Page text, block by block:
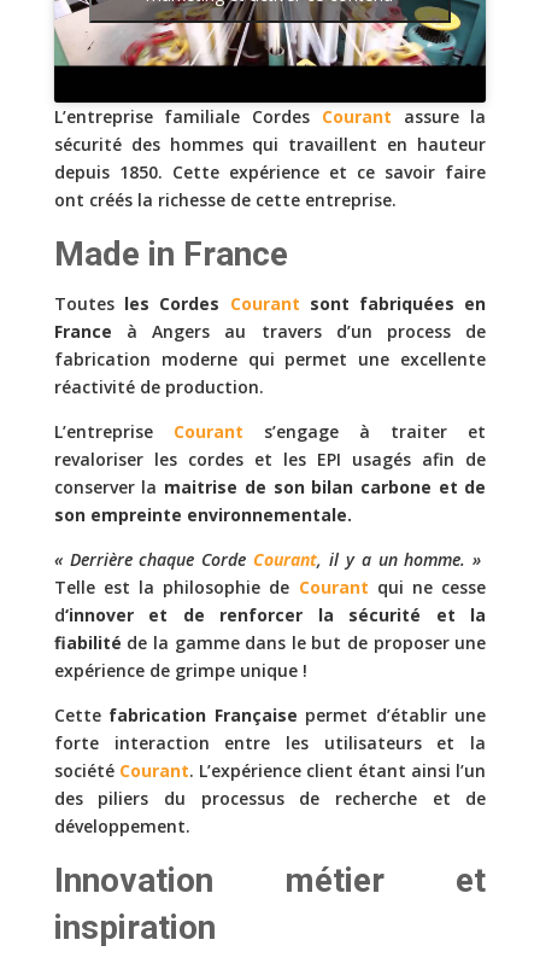
L’entreprise familiale Cordes Courant
assure la
sécurité des hommes qui travaillent en hauteur
depuis 1850. Cette expérience et ce savoir faire
ont créés la richesse de cette entreprise.
Made in France
Toutes les Cordes Courant sont fabriquées en
France à Angers au travers d’un process de
fabrication moderne qui permet une excellente
réactivité de production.
L’entreprise Courant s’engage à traiter et
revaloriser les cordes et les EPI usagés afin de
conserver la maitrise de son bilan carbone et de
son empreinte environnementale.
« Derrière chaque CordeCourant, il y a un homme. »
Telle est la philosophie de Courant qui ne cesse
d‘innover et de renforcer la sécurité et la
fiabilité de la gamme dans le but de proposer une
expérience de grimpe unique !
Cette fabrication Française permet d’établir une
forte interaction entre les utilisateurs et la
société Courant. L’expérience client étant ainsi l’un
des piliers du processus de recherche et de
développement.
Innovation métier et
inspiration